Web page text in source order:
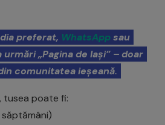
preferat, WhatsAppsau
„Pagina de Iași” – doar
comunitatea ieșeană.
tusea poate fi:
săptămâni)